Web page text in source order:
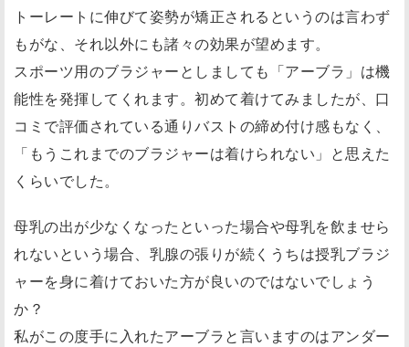
トーレートに伸びて姿勢が矯正されるというのは言わず
もがな、それ以外にも諸々の効果が望めます。
スポーツ用のブラジャーとしましても「アーブラ」は機
能性を発揮してくれます。初めて着けてみましたが、口
コミで評価されている通りバストの締め付け感もなく、
「もうこれまでのブラジャーは着けられない」と思えた
くらいでした。
母乳の出が少なくなったといった場合や母乳を飲ませら
れないという場合、乳腺の張りが続くうちは授乳ブラジ
ャーを身に着けておいた方が良いのではないでしょう
か？
私がこの度手に入れたアーブラと言いますのはアンダー